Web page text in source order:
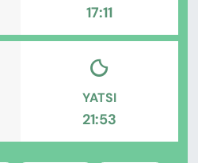
17:11
YATSI
21:53
HABERLERİ